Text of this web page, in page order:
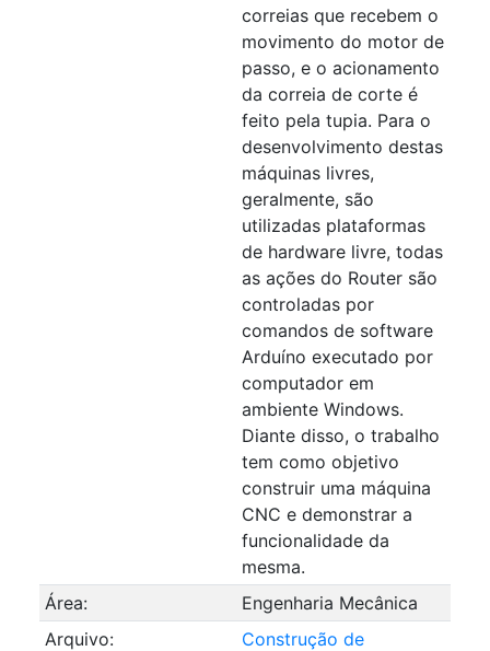
correias que recebem o
movimento do motor de
passo, e o acionamento
da correia de corte é
feito pela tupia. Para o
desenvolvimento destas
máquinas livres,
geralmente, são
utilizadas plataformas
de hardware livre, todas
as ações do Router são
controladas por
comandos de software
Arduíno executado por
computador em
ambiente Windows.
Diante disso, o trabalho
tem como objetivo
construir uma máquina
CNC e demonstrar a
funcionalidade da
mesma.
Área:
Engenharia Mecânica
Arquivo:
Construção de